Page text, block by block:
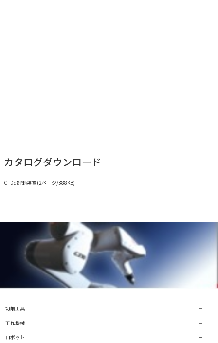
カタログダウンロード
CFDq制御装置 (2ページ/388KB)
切削工具
工作機械
ロボット